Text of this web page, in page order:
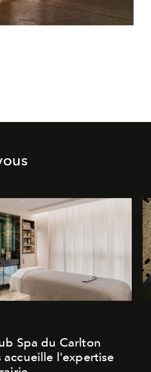
Spa du Carlton
accueille l'expertise